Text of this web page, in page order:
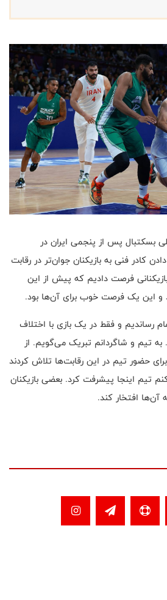
بسکتبال پس از پنجمی ایران در
کادر فنی به بازیکنان جوان‌تر در رقابت
فرصت دادیم که پیش از این
و این یک فرصت خوب برای آن‌ها بود.
رساندیم و فقط در یک بازی با اختلاف
تیم و شاگردانم تبریک می‌گویم. از
حضور تیم در این رقابت‌ها تلاش کردند
تیم اینجا پیشرفت کرد. بعضی بازیکنان
آن‌ها افتخار کند.